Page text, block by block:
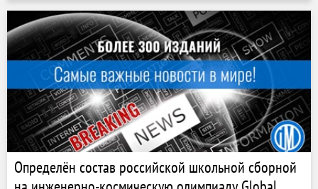
Определён состав российской школьной сборной